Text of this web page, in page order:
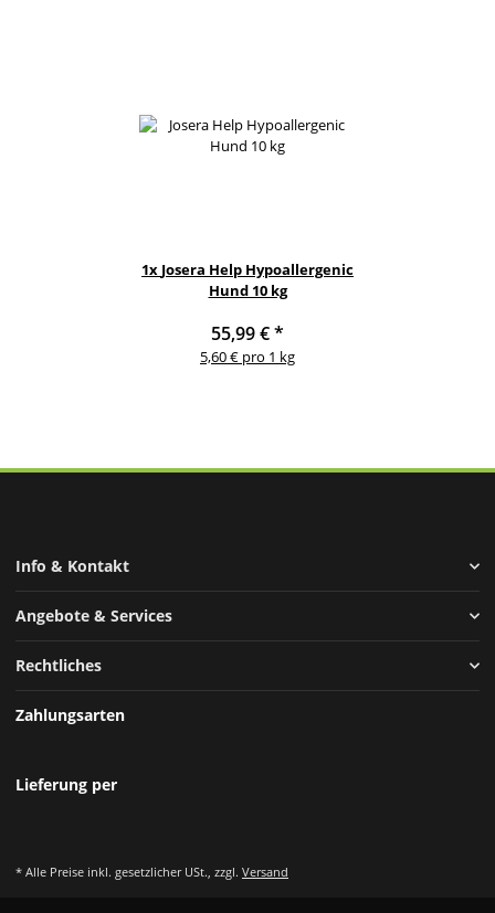
1x Josera Help Hypoallergenic
Hund 10 kg
55,99 €*
5,60 € pro 1 kg
Info & Kontakt
Angebote & Services
Rechtliches
Zahlungsarten
Lieferung per
* Alle Preise inkl. gesetzlicher USt., zzgl. Versand